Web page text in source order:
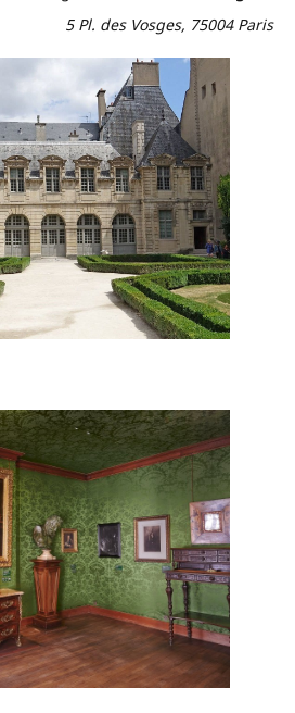
5 Pl. des Vosges, 75004 Paris